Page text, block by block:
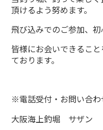
頂けるよう努めます。
飛び込みでのご参加、初
皆様にお会いできるこ
ております。
※電話受付・お問い合わ
大阪海上釣堀 サザ